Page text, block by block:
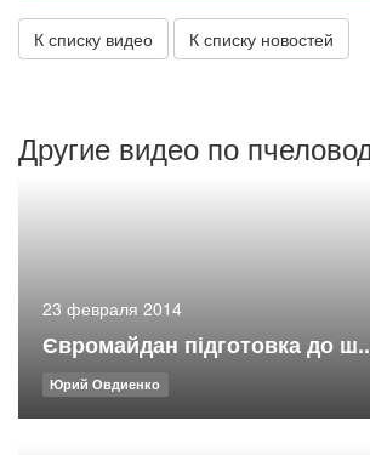
К списку видео К списку новостей
Другие видео по
23 февраля 2014
Євромайдан підготовка до
Юрий Овдиенко